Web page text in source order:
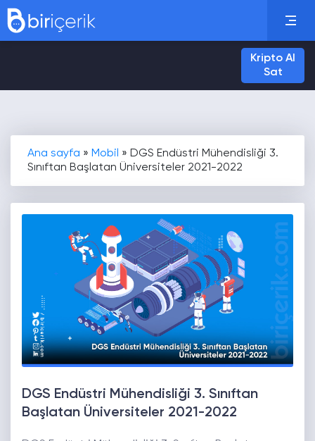
Kripto Al
Sat
Ana sayfa » Mobil » DGS Endüstri Mühendisliği 3.
Sınıftan Başlatan Üniversiteler 2021-2022
DGS Endüstri Mühendisliği 3. Sınıftan
Başlatan Üniversiteler 2021-2022